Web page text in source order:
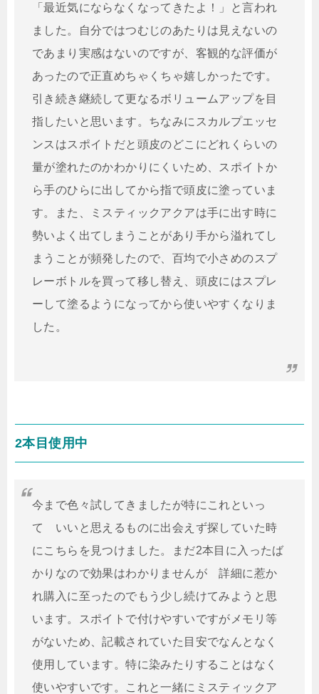
「最近気にならなくなってきたよ！」と言われ
ました。自分ではつむじのあたりは見えないの
であまり実感はないのですが、客観的な評価が
あったので正直めちゃくちゃ嬉しかったです。
引き続き継続して更なるボリュームアップを目
指したいと思います。ちなみにスカルプエッセ
ンスはスポイトだと頭皮のどこにどれくらいの
量が塗れたのかわかりにくいため、スポイトか
ら手のひらに出してから指で頭皮に塗っていま
す。また、ミスティックアクアは手に出す時に
勢いよく出てしまうことがあり手から溢れてし
まうことが頻発したので、百均で小さめのスプ
レーボトルを買って移し替え、頭皮にはスプレ
ーして塗るようになってから使いやすくなりま
した。
2本目使用中
今まで色々試してきましたが特にこれといっ
て いいと思えるものに出会えず探していた時
にこちらを見つけました。まだ2本目に入ったば
かりなので効果はわかりませんが 詳細に惹か
れ購入に至ったのでもう少し続けてみようと思
います。スポイトで付けやすいですがメモリ等
がないため、記載されていた目安でなんとなく
使用しています。特に染みたりすることはなく
使いやすいです。これと一緒にミスティックア